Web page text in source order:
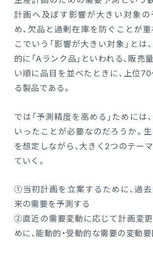
販売・購買・在庫管理
建設業向け基幹業務システム
生産管理
MES
Fit to Standard
連携ソリューション
計画へ及ぼす影響が大きい対象の
め、欠品と過剰在庫を防ぐことが重
こでいう「影響が大きい対象」とは
的に「Aランク品」といわれる、販売
い順に品目を並べたときに、上位
る製品である。
では「予測精度を高める」ためには
いったことが必要なのだろうか。
を想定しながら、大きく2つのテー
ていく。
①当初計画を立案するために、過
来の需要を予測する
②直近の需要変動に応じて計画変
めに、能動的・受動的な需要の変動